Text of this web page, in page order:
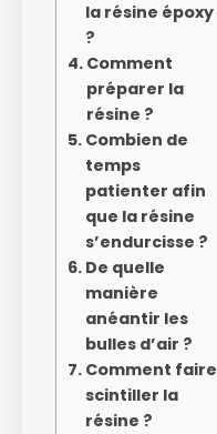
la résine époxy
?
Comment
préparer la
résine ?
Combien de
temps
patienter afin
que la résine
s’endurcisse ?
De quelle
manière
anéantir les
bulles d’air ?
Comment faire
scintiller la
résine ?